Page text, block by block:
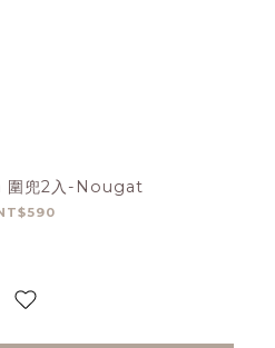
圍兜2入-Nougat